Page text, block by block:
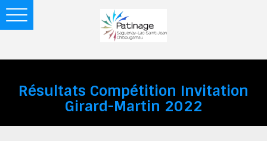
navigation
Résultats Compétition Invitation
Girard-Martin 2022